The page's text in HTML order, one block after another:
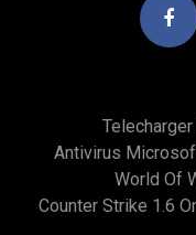
Antivirus
World Of
Counter Strike 1.6